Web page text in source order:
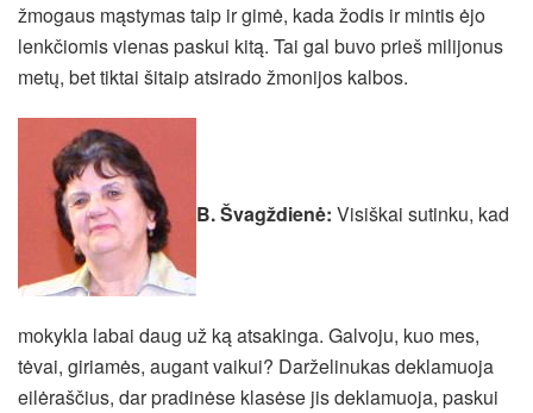
žmogaus mąstymas taip ir gimė, kada žodis ir mintis ėjo
lenkčiomis vienas paskui kitą. Tai gal buvo prieš milijonus
metų, bet tiktai šitaip atsirado žmonijos kalbos.
B. Švagždienė: Visiškai sutinku, kad
mokykla labai daug už ką atsakinga. Galvoju, kuo mes,
tėvai, giriamės, augant vaikui? Darželinukas deklamuoja
eilėraščius, dar pradinėse klasėse jis deklamuoja, paskui